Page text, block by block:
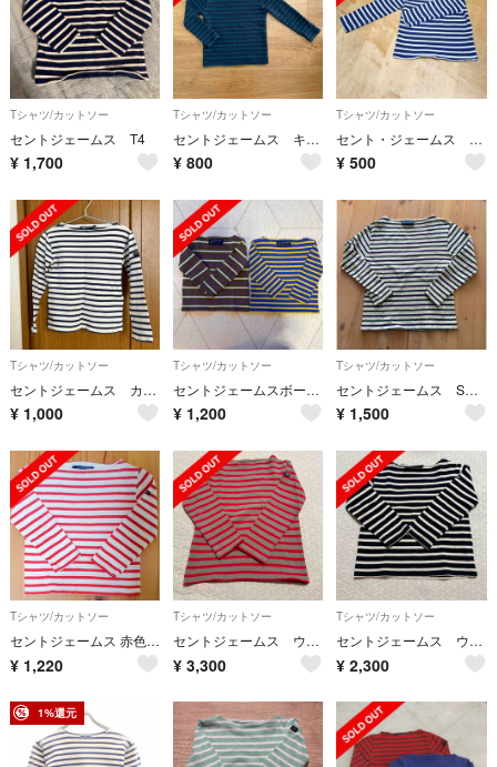
Tシャツ/カットソー
セントジェームス T4
¥ 1,700
Tシャツ/カットソー
セントジェームス キッズ ボーダーT
¥ 800
Tシャツ/カットソー
セント・ジェームス キッズ
¥ 500
Tシャツ/カットソー
セントジェームス カットソー 子ども用 キッズ
¥ 1,000
Tシャツ/カットソー
セントジェームスボーダー長袖カットソー 2枚セット
¥ 1,200
Tシャツ/カットソー
セントジェームス SAINT JAMES バスクシャツ
¥ 1,500
Tシャツ/カットソー
セントジェームス 赤色 6ans
¥ 1,220
Tシャツ/カットソー
セントジェームス ウェッソン
¥ 3,300
Tシャツ/カットソー
セントジェームス ウェッソン
¥ 2,300
1%還元